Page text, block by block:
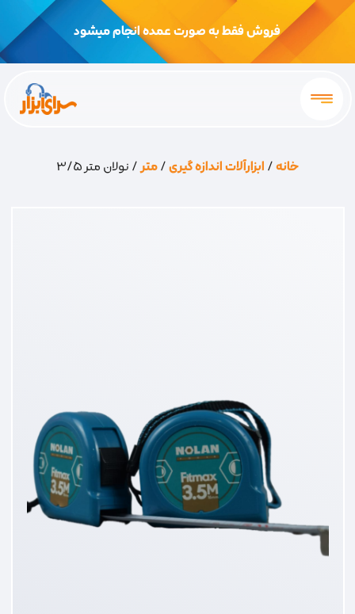
فروش فقط به صورت عمده انجام میشود
خانه/ابزارآلات اندازه گیری/متر/ نولان متر 3/5